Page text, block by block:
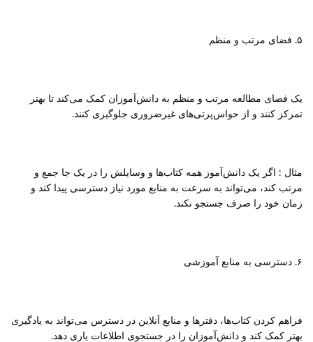
۵. فضای مرتب و منظم
یک فضای مطالعه مرتب و منظم به دانش‌آموزان کمک می‌کند تا بهتر
تمرکز کنند و از حواس‌پرتی‌های غیرضروری جلوگیری کنند.
مثال : اگر یک دانش‌آموز همه کتاب‌ها و وسایلش را در یک جا جمع و
مرتب کند، می‌تواند به سرعت به منابع مورد نیاز دسترسی پیدا کند و
زمان خود را صرف جستجو نکند.
۶. دسترسی به منابع آموزشی
فراهم کردن کتاب‌ها، دفترها و منابع آنلاین در دسترس می‌تواند به یادگیری
بهتر کمک کند و دانش‌آموزان را در جستجوی اطلاعات یاری دهد.